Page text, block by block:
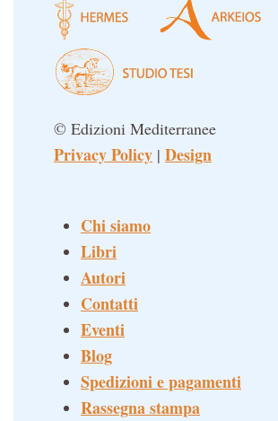
© Edizioni Mediterranee
Privacy Policy | Design
Chi siamo
Libri
Autori
Contatti
Eventi
Blog
Spedizioni e pagamenti
Rassegna stampa